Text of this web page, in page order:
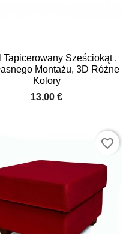
Tapicerowany Sześciokąt ,
Montażu, 3D Różne
Kolory
13,00 €
Quick view
favorite_border